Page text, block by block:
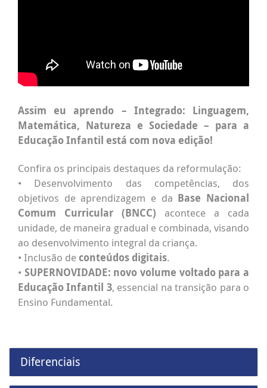
Assim eu aprendo – Integrado: Linguagem,
Matemática, Natureza e Sociedade – para a
Educação Infantil está com nova edição!
Confira os principais destaques da reformulação:
• Desenvolvimento das competências, dos
objetivos de aprendizagem e da Base Nacional
Comum Curricular (BNCC) acontece a cada
unidade, de maneira gradual e combinada, visando
ao desenvolvimento integral da criança.
• Inclusão de conteúdos digitais.
• SUPERNOVIDADE: novo volume voltado para a
Educação Infantil 3, essencial na transição para o
Ensino Fundamental.
Diferenciais